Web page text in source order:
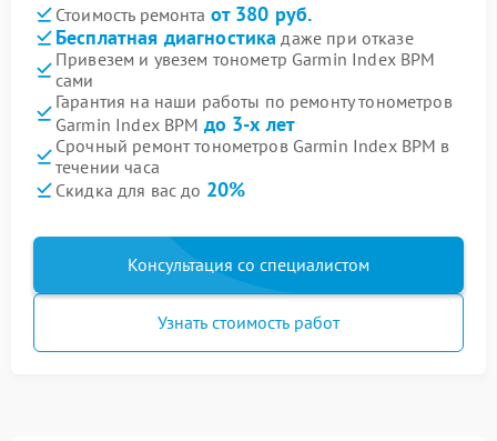
Стоимость ремонта от 380 руб.
Бесплатная диагностика даже при отказе
Привезем и увезем тонометр Garmin Index BPM
сами
Гарантия на наши работы по ремонту тонометров
Garmin Index BPM до 3-х лет
Срочный ремонт тонометров Garmin Index BPM в
течении часа
Скидка для вас до 20%
Консультация со специалистом
Узнать стоимость работ